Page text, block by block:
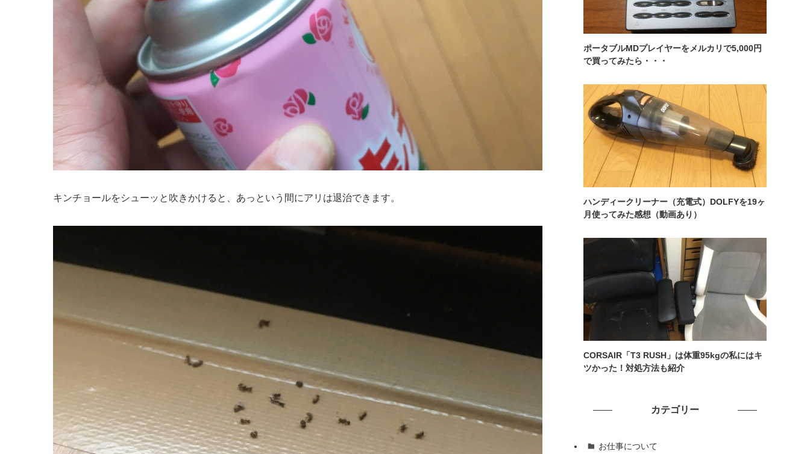
キンチョールをシューッと吹きかけると、あっという間にアリは退治できます。
ポータブルMDプレイヤーをメルカリで5,000円
で買ってみたら・・・
ハンディークリーナー（充電式）DOLFYを19ヶ
月使ってみた感想（動画あり）
CORSAIR「T3 RUSH」は体重95kgの私にはキ
ツかった！対処方法も紹介
カテゴリー
お仕事について